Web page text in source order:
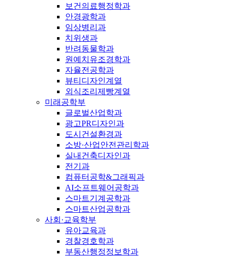
보건의료행정학과
안경광학과
임상병리과
치위생과
반려동물학과
원예치유조경학과
자율전공학과
뷰티디자인계열
외식조리제빵계열
미래공학부
글로벌산업학과
광고PR디자인과
도시건설환경과
소방·산업안전관리학과
실내건축디자인과
전기과
컴퓨터공학&그래픽과
AI소프트웨어공학과
스마트기계공학과
스마트산업공학과
사회·교육학부
유아교육과
경찰경호학과
부동산행정정보학과